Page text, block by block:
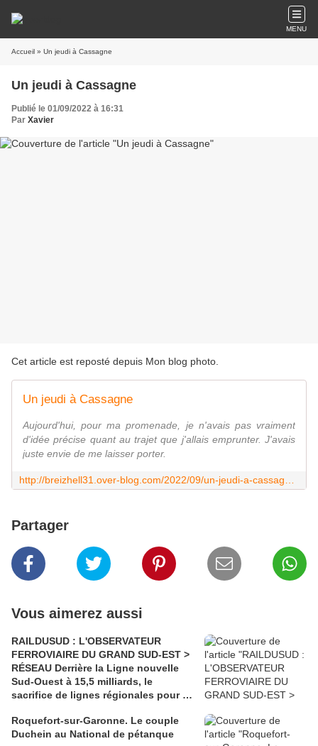
MENU
Accueil » Un jeudi à Cassagne
Un jeudi à Cassagne
Publié le 01/09/2022 à 16:31
Par Xavier
Cet article est reposté depuis Mon blog photo
Un jeudi à Cassagne
Aujourd'hui, pour ma promenade, je n'avais pas vraiment
d'idée précise quant au trajet que j'allais emprunter. J'avais
juste envie de me laisser porter.
Partager
Vous aimerez aussi
RAILDUSUD : L'OBSERVATEUR
FERROVIAIRE DU GRAND SUD-EST >
RÉSEAU Derrière la Ligne nouvelle
Sud-Ouest à 15,5 milliards, le
sacrifice de lignes régionales pour 50
Roquefort-sur-Garonne. Le couple
Duchein au National de pétanque